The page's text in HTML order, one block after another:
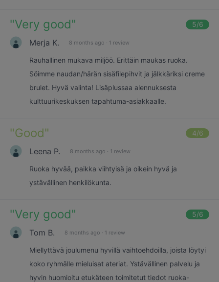
"Very good" 5/6
Merja K. 8 months ago · 1 review
Rauhallinen mukava miljöö. Erittäin maukas ruoka.
Söimme naudan/härän sisäfilepihvit ja jälkkäriksi creme
brulet. Hyvä valinta! Lisäplussaa alennuksesta
kulttuurikeskuksen tapahtuma-asiakkaalle.
"Good" 4/6
Leena P. 8 months ago · 1 review
Ruoka hyvää, paikka viihtyisä ja oikein hyvä ja
ystävällinen henkilökunta.
"Very good" 5/6
Tom B. 8 months ago · 1 review
Miellyttävä joulumenu hyvillä vaihtoehdoilla, joista löytyi
koko ryhmälle mieluisat ateriat. Ystävällinen palvelu ja
hyvin huomioitu etukäteen toimitetut tiedot ruoka-